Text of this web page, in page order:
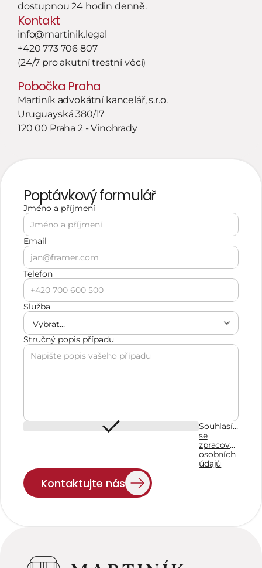
dostupnou 24 hodin denně.
Kontakt
info@martinik.legal
+420 773 706 807
(24/7 pro akutní trestní věci)
Pobočka Praha
Martiník advokátní kancelář, s.r.o.
Uruguayská 380/17
120 00 Praha 2 - Vinohrady
Poptávkový formulář
Jméno a příjmení
Email
Telefon
Služba
Stručný popis případu
Souhlasím
se
zpracováním
osobních
údajů
Kontaktujte nás